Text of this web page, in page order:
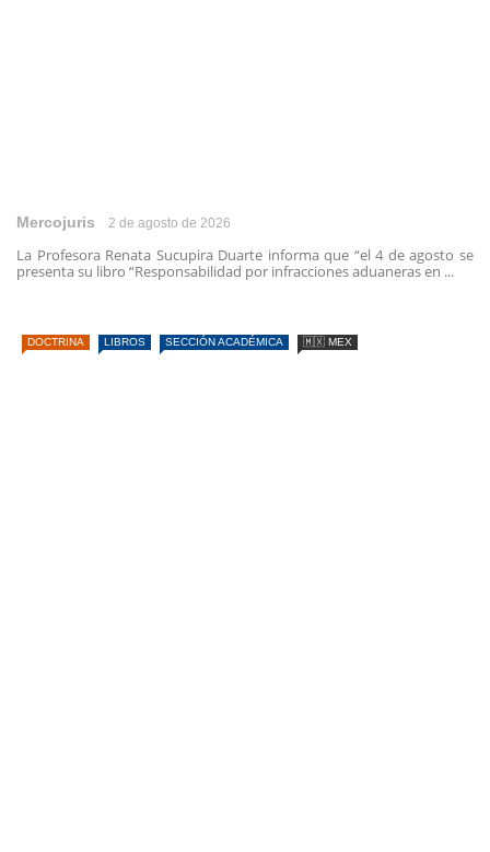
Mercojuris 2 de agosto de 2026
La Profesora Renata Sucupira Duarte informa que “el 4 de agosto se
presenta su libro “Responsabilidad por infracciones aduaneras en ...
DOCTRINA LIBROS SECCIÓN ACADÉMICA 🇲🇽 MEX